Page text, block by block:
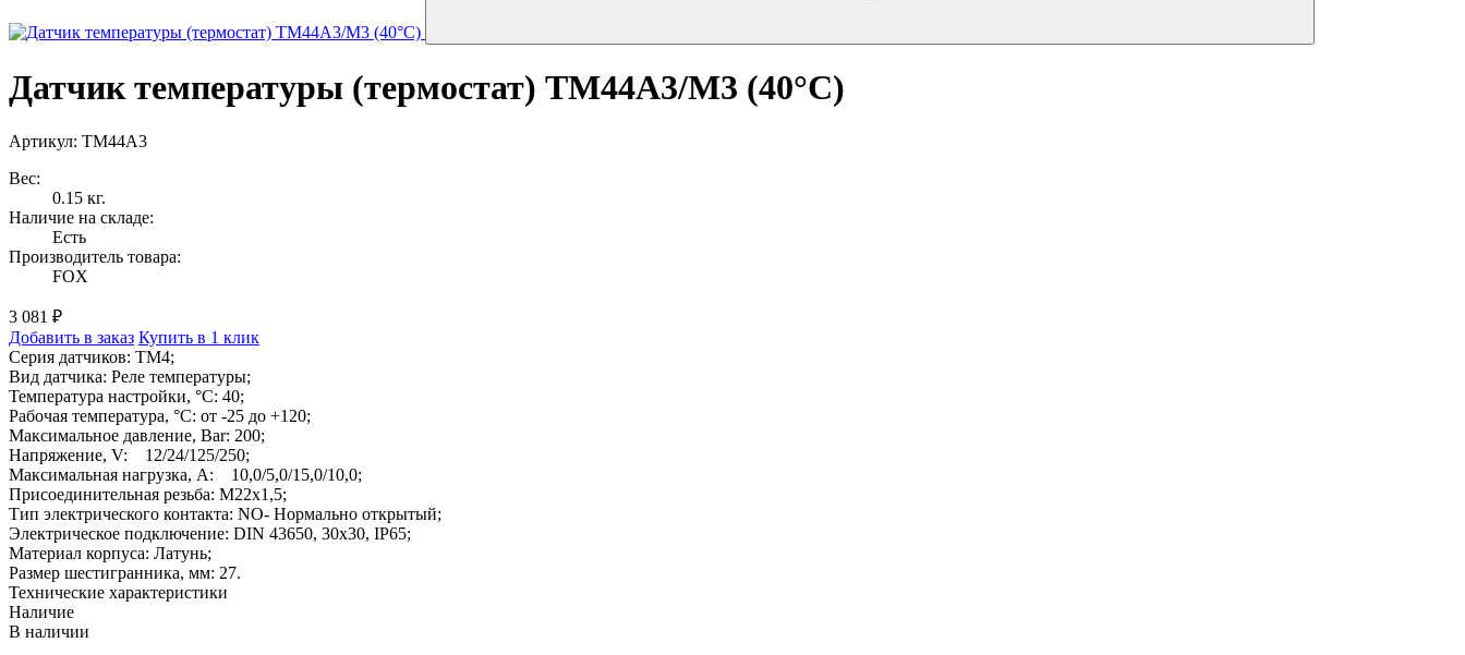
Датчик температуры (термостат) TM44A3/M3 (40°C)
Артикул: TM44A3
Вес:
0.15 кг.
Наличие на складе:
Есть
Производитель товара:
FOX
3 081 ₽
Добавить в заказ Купить в 1 клик
Серия датчиков: TM4;
Вид датчика: Реле температуры;
Температура настройки, °C: 40;
Рабочая температура, °C: от -25 до +120;
Максимальное давление, Bar: 200;
Напряжение, V: 12/24/125/250;
Максимальная нагрузка, A: 10,0/5,0/15,0/10,0;
Присоединительная резьба: M22x1,5;
Тип электрического контакта: NO- Нормально открытый;
Электрическое подключение: DIN 43650, 30x30, IP65;
Материал корпуса: Латунь;
Размер шестигранника, мм: 27.
Технические характеристики
Наличие
В наличии